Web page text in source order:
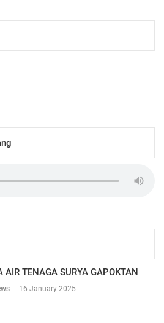
AIR TENAGA SURYA GAPOKTAN
- 16 January 2025